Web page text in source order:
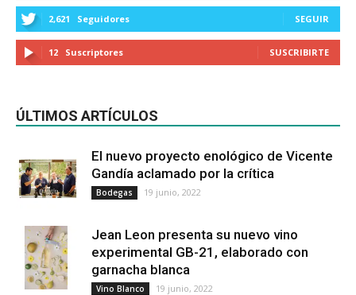
2,621 Seguidores SEGUIR
12 Suscriptores SUSCRIBIRTE
ÚLTIMOS ARTÍCULOS
El nuevo proyecto enológico de Vicente
Gandía aclamado por la crítica
Bodegas 19 junio, 2022
Jean Leon presenta su nuevo vino
experimental GB-21, elaborado con
garnacha blanca
Vino Blanco 19 junio, 2022